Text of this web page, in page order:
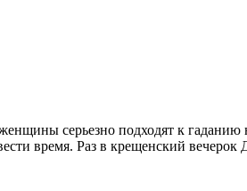
серьезно подходят к
время. Раз в крещенский вечерок